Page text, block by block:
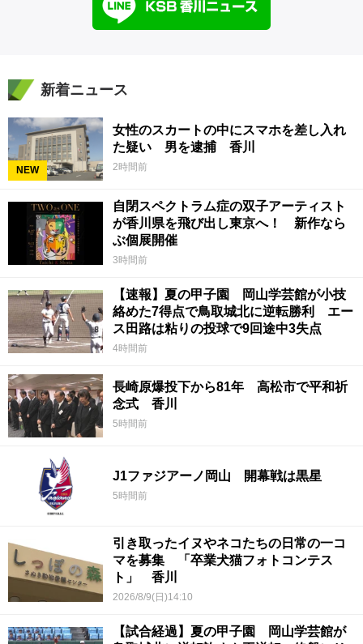
新着ニュース
NEW
女性のスカートの中にスマホを差し入れ
た疑い 男を逮捕 香川
2時間前
自閉スペクトラム症の双子アーティスト
が香川県を飛び出し東京へ！ 新作なら
ぶ個展開催
3時間前
【速報】夏の甲子園 岡山学芸館が小技
絡めた7得点で鳥取城北に逆転勝利 エー
ス田路は粘りの投球で9回途中3失点
4時間前
長崎原爆投下から81年 高松市で平和祈
念式 香川
5時間前
J1ファジアーノ岡山 開幕戦は黒星
5時間前
引き取ったイヌやネコたちの日常の一コ
マを募集 「卒業犬猫フォトコンテス
ト」 香川
2026/8/9(日)14:10
【試合経過】夏の甲子園 岡山学芸館が